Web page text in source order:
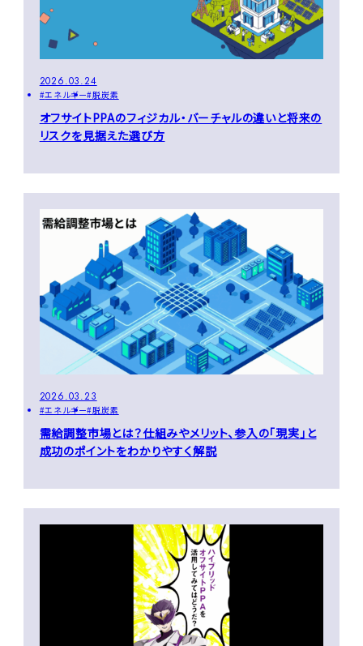
2026.03.24
エネルギー 脱炭素
オフサイトPPAのフィジカル・バーチャルの違いと将来の
リスクを見据えた選び方
2026.03.23
エネルギー 脱炭素
需給調整市場とは？仕組みやメリット、参入の「現実」と
成功のポイントをわかりやすく解説